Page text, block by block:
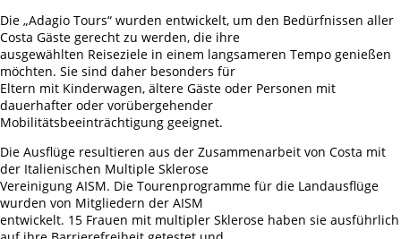
Die „Adagio Tours“ wurden entwickelt, um den Bedürfnissen aller
Costa Gäste gerecht zu werden, die ihre
ausgewählten Reiseziele in einem langsameren Tempo genießen
möchten. Sie sind daher besonders für
Eltern mit Kinderwagen, ältere Gäste oder Personen mit
dauerhafter oder vorübergehender
Mobilitätsbeeinträchtigung geeignet.
Die Ausflüge resultieren aus der Zusammenarbeit von Costa mit
der Italienischen Multiple Sklerose
Vereinigung AISM. Die Tourenprogramme für die Landausflüge
wurden von Mitgliedern der AISM
entwickelt. 15 Frauen mit multipler Sklerose haben sie ausführlich